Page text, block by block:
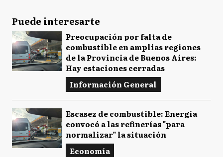
Puede interesarte
Preocupación por falta de
combustible en amplias regiones
de la Provincia de Buenos Aires:
Hay estaciones cerradas
Información General
Escasez de combustible: Energía
convocó a las refinerías "para
normalizar" la situación
Economía